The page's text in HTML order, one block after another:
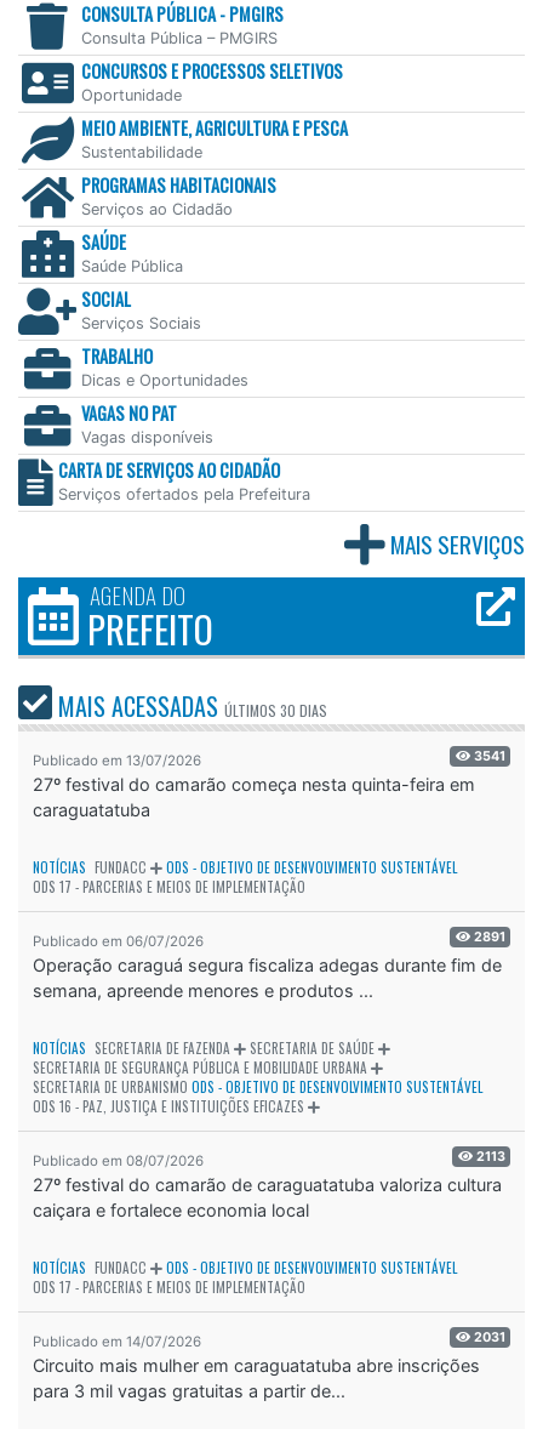
CONSULTA PÚBLICA - PMGIRS
Consulta Pública – PMGIRS
CONCURSOS E PROCESSOS SELETIVOS
Oportunidade
MEIO AMBIENTE, AGRICULTURA E PESCA
Sustentabilidade
PROGRAMAS HABITACIONAIS
Serviços ao Cidadão
SAÚDE
Saúde Pública
SOCIAL
Serviços Sociais
TRABALHO
Dicas e Oportunidades
VAGAS NO PAT
Vagas disponíveis
CARTA DE SERVIÇOS AO CIDADÃO
Serviços ofertados pela Prefeitura
MAIS SERVIÇOS
AGENDA DO
PREFEITO
MAIS ACESSADAS ÚLTIMOS 30 DIAS
Publicado em 13/07/2026 3541
27º festival do camarão começa nesta quinta-feira em
caraguatatuba
NOTÍCIAS FUNDACC
ODS - OBJETIVO DE DESENVOLVIMENTO SUSTENTÁVEL
ODS 17 - PARCERIAS E MEIOS DE IMPLEMENTAÇÃO
Publicado em 06/07/2026 2891
Operação caraguá segura fiscaliza adegas durante fim de
semana, apreende menores e produtos ...
NOTÍCIAS SECRETARIA DE FAZENDA
SECRETARIA DE SAÚDE
SECRETARIA DE SEGURANÇA PÚBLICA E MOBILIDADE URBANA
SECRETARIA DE URBANISMO ODS - OBJETIVO DE DESENVOLVIMENTO SUSTENTÁVEL
ODS 16 - PAZ, JUSTIÇA E INSTITUIÇÕES EFICAZES
Publicado em 08/07/2026 2113
27º festival do camarão de caraguatatuba valoriza cultura
caiçara e fortalece economia local
NOTÍCIAS FUNDACC
ODS - OBJETIVO DE DESENVOLVIMENTO SUSTENTÁVEL
ODS 17 - PARCERIAS E MEIOS DE IMPLEMENTAÇÃO
Publicado em 14/07/2026 2031
Circuito mais mulher em caraguatatuba abre inscrições
para 3 mil vagas gratuitas a partir de...